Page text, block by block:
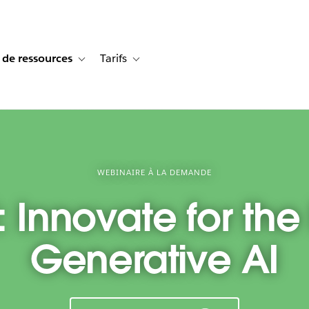
de cas for Solutions
ressources Toggle sub-navigation for Centre de ressources
Tarifs Toggle sub-navigation for Tarifs
WEBINAIRE À LA DEMANDE
Innovate for the
Generative AI